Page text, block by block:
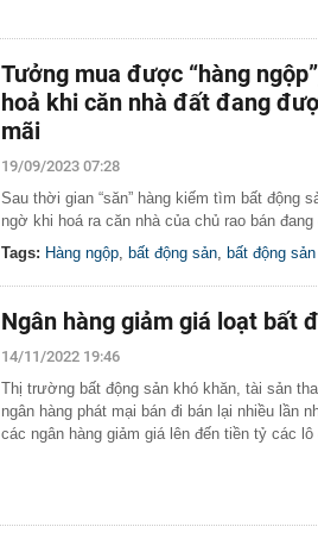
Tưởng mua được “hàng
hoả khi căn nhà đất đang
mãi
19/09/2023 07:28
Sau thời gian “săn” hàng kiếm tìm bất động
ngờ khi hoá ra căn nhà của chủ rao bán
Tags: Hàng ngộp, bất động sản, bất động
Ngân hàng giảm giá loạt bất
14/11/2022 19:46
Thị trường bất động sản khó khăn, tài sản
ngân hàng phát mại bán đi bán lại nhiều lần
các ngân hàng giảm giá lên đến tiền tỷ các lô